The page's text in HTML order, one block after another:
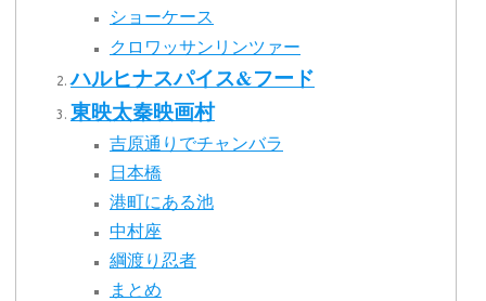
ショーケース
クロワッサンリンツァー
ハルヒナスパイス&フード
東映太秦映画村
吉原通りでチャンバラ
日本橋
港町にある池
中村座
綱渡り忍者
まとめ